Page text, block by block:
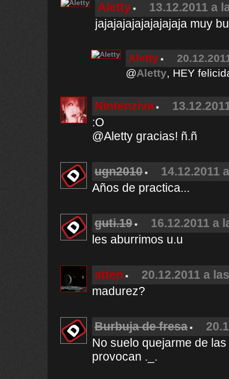
Aletty
13.12.2011 a
jajajajajajajajajaja muy
Aletty
@Aletty, HEY
Nintenziva
:O
@Aletty gracias! ñ.ñ
ugn2010
14.12.2011
Años de practica...
guti.19
16.12.2011 a
les aburrimos u.u
atten
20.12.2011 a
madurez?
Burbuja de fresa
No suelo quejarme de
provocan ._.